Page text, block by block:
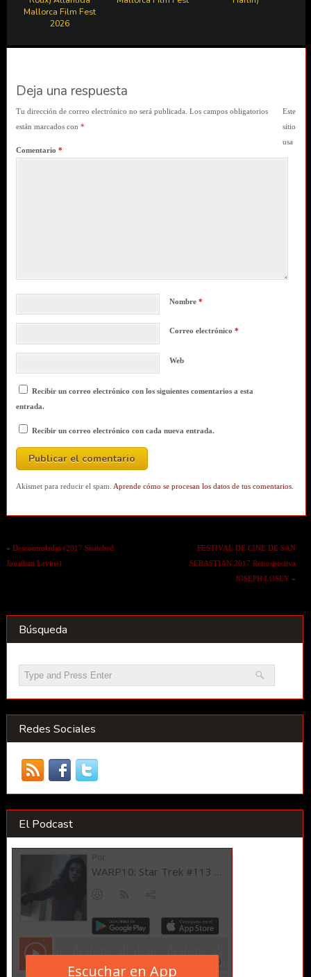
Mallorca Film Fest
2026
Deja una respuesta
Tu dirección de correo electrónico no será publicada. Los campos obligatorios
están marcados con *
Comentario *
Nombre *
Correo electrónico *
Web
Recibir un correo electrónico con los siguientes comentarios a esta
entrada.
Recibir un correo electrónico con cada nueva entrada.
Este
sitio
usa
Akismet para reducir el spam. Aprende cómo se procesan los datos de tus comentarios.
« Descontroladas (2017 Snatched.
Jonathan Levine)
FESTIVAL DE CINE DE SAN
SEBASTIAN 2017 Retrospectiva
JOSEPH LOSEY »
Búsqueda
Redes Sociales
El Podcast